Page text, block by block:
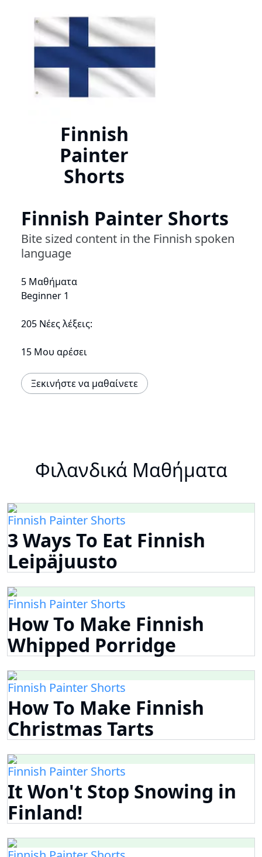
Finnish
Painter
Shorts
Finnish Painter Shorts
Bite sized content in the Finnish spoken
language
5 Μαθήματα
Beginner 1
205 Νέες λέξεις:
15 Μου αρέσει
Ξεκινήστε να μαθαίνετε
Φιλανδικά Μαθήματα
Finnish Painter Shorts
3 Ways To Eat Finnish
Leipäjuusto
Finnish Painter Shorts
How To Make Finnish
Whipped Porridge
Finnish Painter Shorts
How To Make Finnish
Christmas Tarts
Finnish Painter Shorts
It Won't Stop Snowing in
Finland!